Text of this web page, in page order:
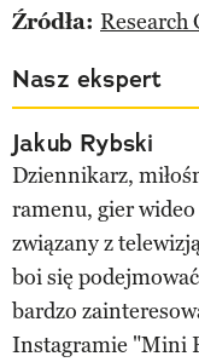
Źródła: Research
Nasz ekspert
Jakub Rybski
Dziennikarz,
ramenu, gier
związany z
boi się
bardzo
Instagramie "Mini